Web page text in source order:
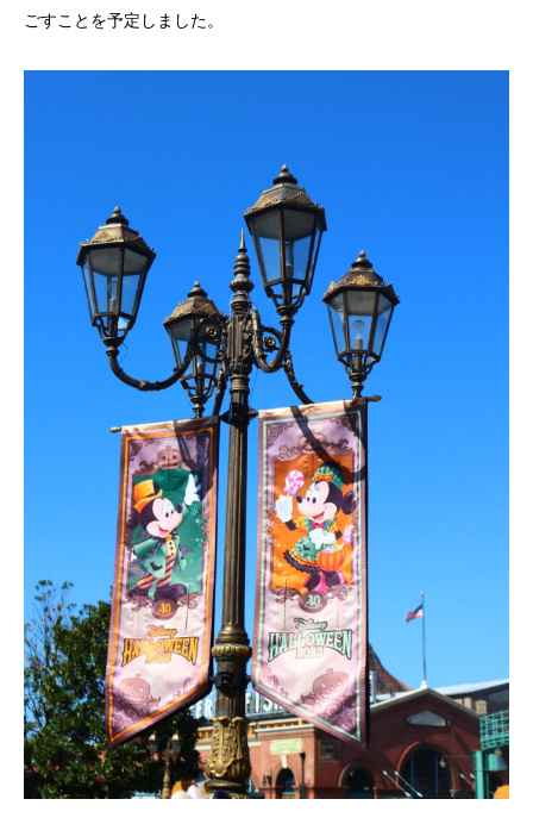
ごすことを予定しました。